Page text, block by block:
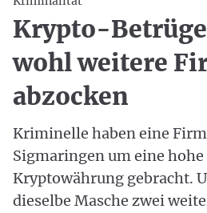
Krypto-
wohl weitere
abzocken
Kriminelle haben eine
Sigmaringen um eine
Kryptowährung gebracht.
dieselbe Masche zwei